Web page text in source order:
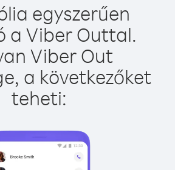
egyszerűen
a Viber Outtal.
Viber Out
a következőket
teheti: